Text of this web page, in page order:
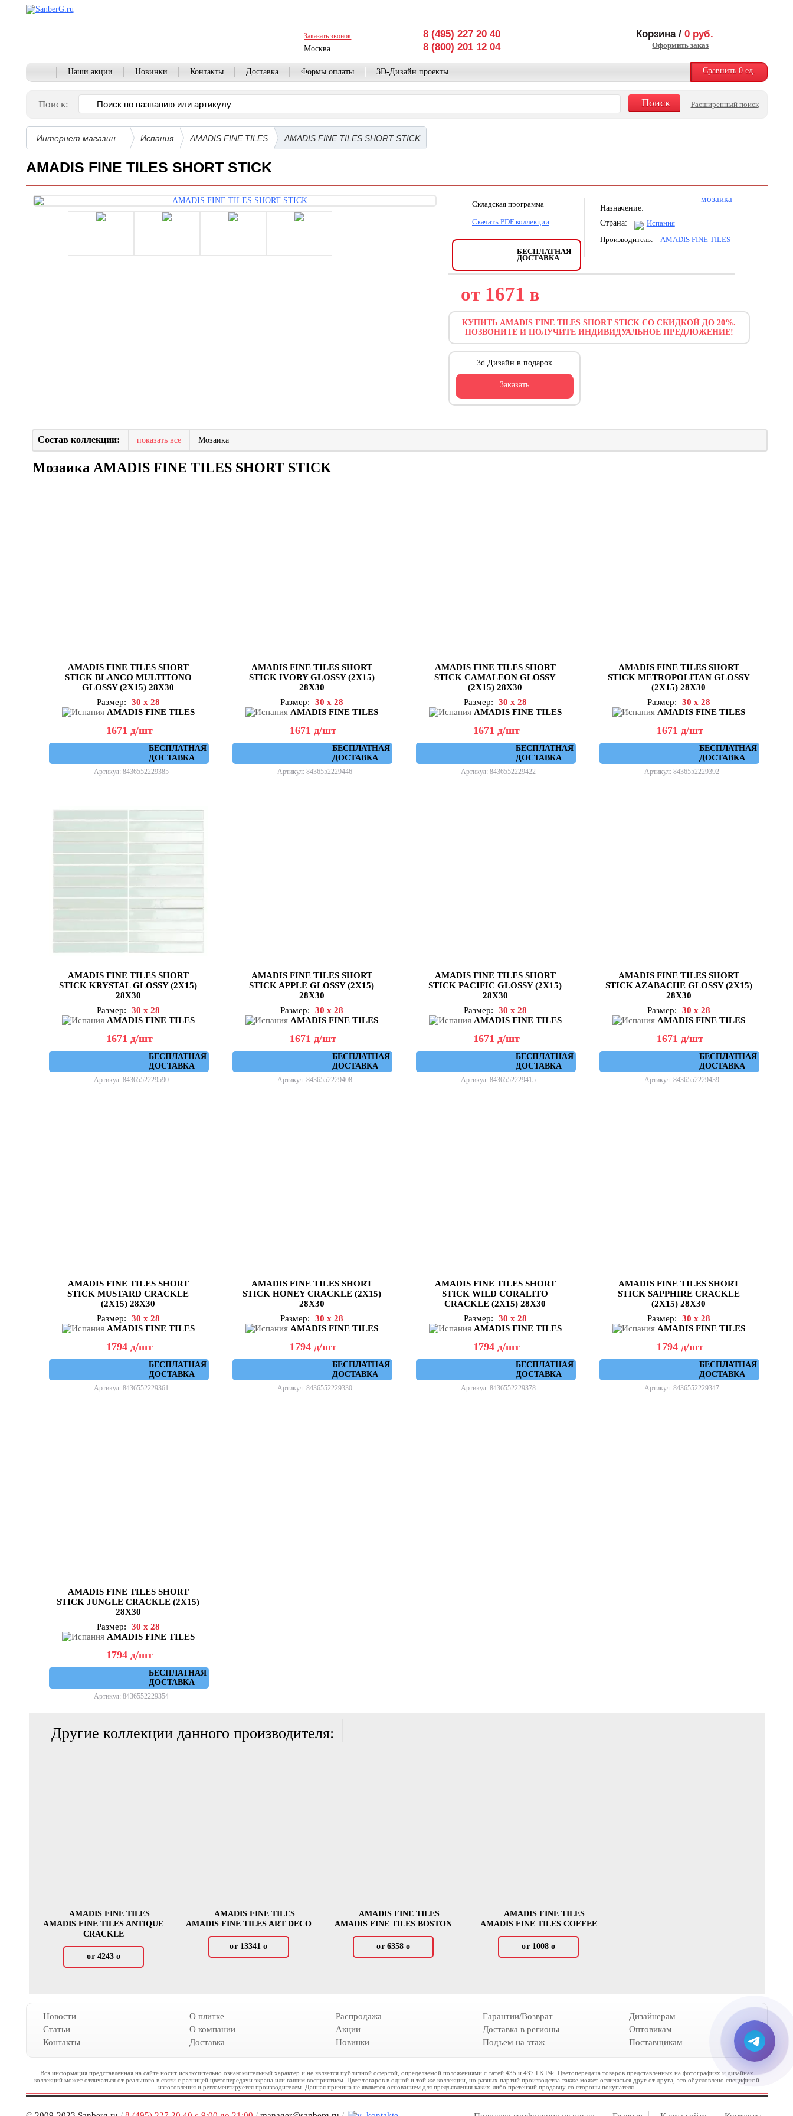
Заказать звонок
Москва
8 (495) 227 20 40
8 (800) 201 12 04
Корзина /0 руб.
Оформить заказ
Наши акции Новинки Контакты Доставка Формы оплаты 3D-Дизайн проекты Сравнить 0ед.
Поиск: Расширенный поиск
Интернет магазин Испания AMADIS FINE TILES AMADIS FINE TILES SHORT STICK
AMADIS FINE TILES SHORT STICK
Складская программа
Скачать PDF коллекции
БЕСПЛАТНАЯ
ДОСТАВКА
Назначение:
мозаика
Страна:
Испания
Производитель:
AMADIS FINE TILES
от 1671 в
КУПИТЬ AMADIS FINE TILES SHORT STICK СО СКИДКОЙ ДО 20%.
ПОЗВОНИТЕ И ПОЛУЧИТЕ ИНДИВИДУАЛЬНОЕ ПРЕДЛОЖЕНИЕ!
3d Дизайн в подарок
Заказать
Состав коллекции: показать все Мозаика
Мозаика AMADIS FINE TILES SHORT STICK
AMADIS FINE TILES SHORT
STICK BLANCO MULTITONO
GLOSSY (2X15) 28X30
Размер:
30 x 28
AMADIS FINE TILES
1671 д/шт
БЕСПЛАТНАЯ
ДОСТАВКА
Артикул: 8436552229385
AMADIS FINE TILES SHORT
STICK IVORY GLOSSY (2X15)
28X30
Размер:
30 x 28
AMADIS FINE TILES
1671 д/шт
БЕСПЛАТНАЯ
ДОСТАВКА
Артикул: 8436552229446
AMADIS FINE TILES SHORT
STICK CAMALEON GLOSSY
(2X15) 28X30
Размер:
30 x 28
AMADIS FINE TILES
1671 д/шт
БЕСПЛАТНАЯ
ДОСТАВКА
Артикул: 8436552229422
AMADIS FINE TILES SHORT
STICK METROPOLITAN GLOSSY
(2X15) 28X30
Размер:
30 x 28
AMADIS FINE TILES
1671 д/шт
БЕСПЛАТНАЯ
ДОСТАВКА
Артикул: 8436552229392
AMADIS FINE TILES SHORT
STICK KRYSTAL GLOSSY (2X15)
28X30
Размер:
30 x 28
AMADIS FINE TILES
1671 д/шт
БЕСПЛАТНАЯ
ДОСТАВКА
Артикул: 8436552229590
AMADIS FINE TILES SHORT
STICK APPLE GLOSSY (2X15)
28X30
Размер:
30 x 28
AMADIS FINE TILES
1671 д/шт
БЕСПЛАТНАЯ
ДОСТАВКА
Артикул: 8436552229408
AMADIS FINE TILES SHORT
STICK PACIFIC GLOSSY (2X15)
28X30
Размер:
30 x 28
AMADIS FINE TILES
1671 д/шт
БЕСПЛАТНАЯ
ДОСТАВКА
Артикул: 8436552229415
AMADIS FINE TILES SHORT
STICK AZABACHE GLOSSY (2X15)
28X30
Размер:
30 x 28
AMADIS FINE TILES
1671 д/шт
БЕСПЛАТНАЯ
ДОСТАВКА
Артикул: 8436552229439
AMADIS FINE TILES SHORT
STICK MUSTARD CRACKLE
(2X15) 28X30
Размер:
30 x 28
AMADIS FINE TILES
1794 д/шт
БЕСПЛАТНАЯ
ДОСТАВКА
Артикул: 8436552229361
AMADIS FINE TILES SHORT
STICK HONEY CRACKLE (2X15)
28X30
Размер:
30 x 28
AMADIS FINE TILES
1794 д/шт
БЕСПЛАТНАЯ
ДОСТАВКА
Артикул: 8436552229330
AMADIS FINE TILES SHORT
STICK WILD CORALITO
CRACKLE (2X15) 28X30
Размер:
30 x 28
AMADIS FINE TILES
1794 д/шт
БЕСПЛАТНАЯ
ДОСТАВКА
Артикул: 8436552229378
AMADIS FINE TILES SHORT
STICK SAPPHIRE CRACKLE
(2X15) 28X30
Размер:
30 x 28
AMADIS FINE TILES
1794 д/шт
БЕСПЛАТНАЯ
ДОСТАВКА
Артикул: 8436552229347
AMADIS FINE TILES SHORT
STICK JUNGLE CRACKLE (2X15)
28X30
Размер:
30 x 28
AMADIS FINE TILES
1794 д/шт
БЕСПЛАТНАЯ
ДОСТАВКА
Артикул: 8436552229354
Другие коллекции данного производителя:
AMADIS FINE TILES
AMADIS FINE TILES ANTIQUE
CRACKLE
от 4243 о
AMADIS FINE TILES
AMADIS FINE TILES ART DECO
от 13341о
AMADIS FINE TILES
AMADIS FINE TILES BOSTON
от 6358о
AMADIS FINE TILES
AMADIS FINE TILES COFFEE
от 1008о
Новости
Статьи
Контакты
О плитке
О компании
Доставка
Распродажа
Акции
Новинки
Гарантии/Возврат
Доставка в регионы
Подъем на этаж
Дизайнерам
Оптовикам
Поставщикам
Вся информация представленная на сайте носит исключительно ознакомительный характер и не является публичной офертой, определяемой положениями с татей 435 и 437 ГК РФ. Цветопередача товаров представленных на фотографиях и дизайнах
коллекций может отличаться от реального в связи с разницей цветопередачи экрана или вашим восприятием. Цвет товаров в одной и той же коллекции, но разных партий производства также может отличаться друг от друга, это обусловлено спецификой
изготовления и регламентируется производителем. Данная причина не является основанием для предъявления каких-либо претензий продавцу со стороны покупателя.